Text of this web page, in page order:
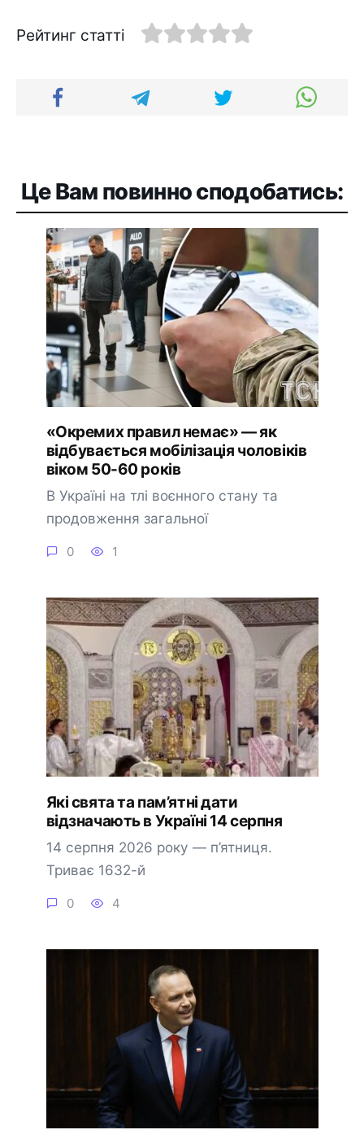
Рейтинг статті
Це Вам повинно сподобатись:
«Окремих правил немає» — як
відбувається мобілізація чоловіків
віком 50-60 років
В Україні на тлі воєнного стану та
продовження загальної
0 1
Які свята та пам’ятні дати
відзначають в Україні 14 серпня
14 серпня 2026 року — п’ятниця.
Триває 1632-й
0 4